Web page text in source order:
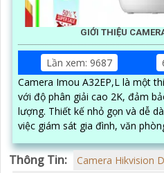
GIỚI THIỆU
Lần xem: 9687
Camera Imou A32EP,L là một
với độ phân giải cao 2K, đảm
lượng. Thiết kế nhỏ gọn và dễ dàng lắp đặt, phù hợp cho
việc giám sát gia đình, văn
Thông Tin:
Camera Hikvision